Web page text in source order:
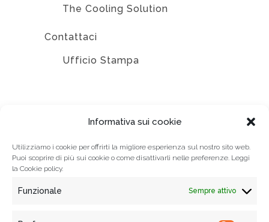
Informativa sui cookie
Utilizziamo i cookie per offrirti la migliore esperienza sul nostro sito web.
Puoi scoprire di più sui cookie o come disattivarli nelle preferenze. Leggi
la Cookie policy.
Funzionale Sempre attivo
The Cooling Solution
Contattaci
Ufficio Stampa